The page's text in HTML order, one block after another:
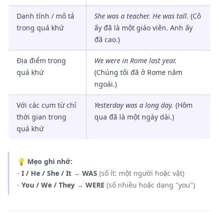
Danh tính / mô tả
trong quá khứ
She was a teacher. He was tall. (Cô
ấy đã là một giáo viên. Anh ấy
đã cao.)
Địa điểm trong
quá khứ
We were in Rome last year.
(Chúng tôi đã ở Rome năm
ngoái.)
Với các cụm từ chỉ
thời gian trong
quá khứ
Yesterday was a long day. (Hôm
qua đã là một ngày dài.)
💡 Mẹo ghi nhớ:
- I / He / She / It → WAS (số ít: một người hoặc vật)
- You / We / They → WERE (số nhiều hoặc dạng "you")